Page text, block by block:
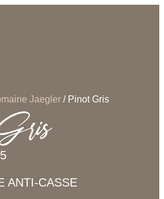
Jaegler / Pinot Gris
ANTI-CASSE